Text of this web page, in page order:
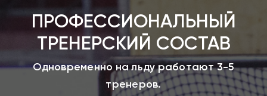
ПРОФЕССИОНАЛЬНЫЙ
ТРЕНЕРСКИЙ СОСТАВ
Одновременно на льду работают 3-5
тренеров.